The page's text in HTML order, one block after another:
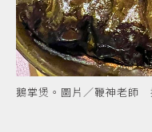
鵝掌煲。圖片／鞭神老師